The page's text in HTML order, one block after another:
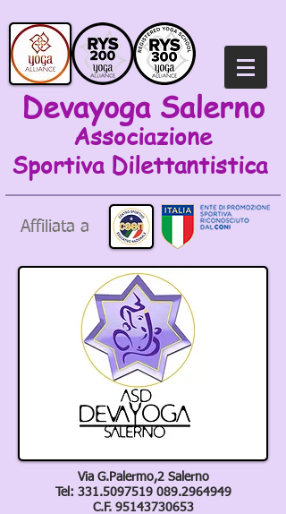
Devayoga Salerno
Associazione
Sportiva Dilettantistica
Affiliata a
Via G.Palermo,2 Salerno
Tel: 331.5097519 089.2964949
C.F. 95143730653